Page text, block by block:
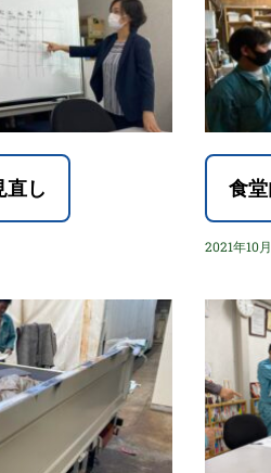
直し 食
2021年10